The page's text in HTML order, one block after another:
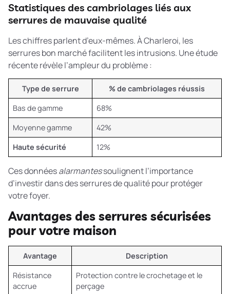
Statistiques des cambriolages liés aux
serrures de mauvaise qualité
Les chiffres parlent d’eux-mêmes. À Charleroi, les
serrures bon marché facilitent les intrusions. Une étude
récente révèle l’ampleur du problème :
Type de serrure
% de cambriolages réussis
Bas de gamme
68%
Moyenne gamme
42%
Haute sécurité
12%
Ces donnéesalarmantessoulignent l’importance
d’investir dans des serrures de qualité pour protéger
votre foyer.
Avantages des serrures sécurisées
pour votre maison
Avantage
Description
Résistance
accrue
Protection contre le crochetage et le
perçage